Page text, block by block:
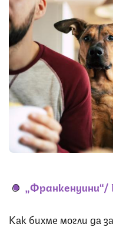
„Франкенуини“/
Как бихме могли да